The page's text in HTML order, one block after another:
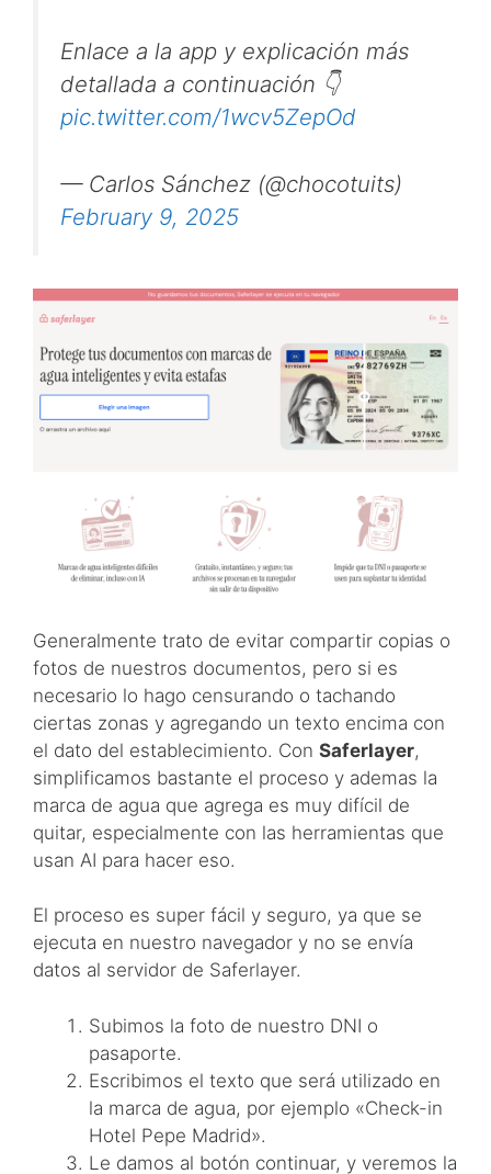
Enlace a la app y explicación más
detallada a continuación 👇
pic.twitter.com/1wcv5ZepOd
— Carlos Sánchez (@chocotuits)
February 9, 2025
Generalmente trato de evitar compartir copias o
fotos de nuestros documentos, pero si es
necesario lo hago censurando o tachando
ciertas zonas y agregando un texto encima con
el dato del establecimiento. Con Saferlayer,
simplificamos bastante el proceso y ademas la
marca de agua que agrega es muy difícil de
quitar, especialmente con las herramientas que
usan AI para hacer eso.
El proceso es super fácil y seguro, ya que se
ejecuta en nuestro navegador y no se envía
datos al servidor de Saferlayer.
Subimos la foto de nuestro DNI o
pasaporte.
Escribimos el texto que será utilizado en
la marca de agua, por ejemplo «Check-in
Hotel Pepe Madrid».
Le damos al botón continuar, y veremos la